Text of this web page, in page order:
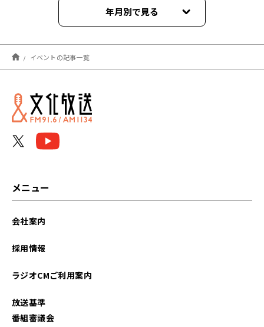
年月別で見る
2026年08月
2026年07月
2026年06月
イベントの記事一覧
メニュー
会社案内
採用情報
ラジオCMご利用案内
放送基準
番組審議会